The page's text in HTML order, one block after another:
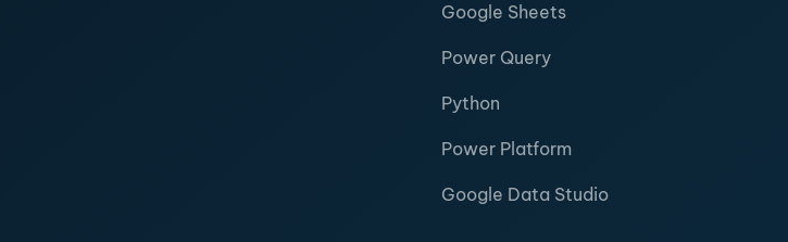
Google Sheets
Power Query
Python
Power Platform
Google Data Studio